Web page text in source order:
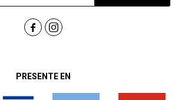
PRESENTE EN
 